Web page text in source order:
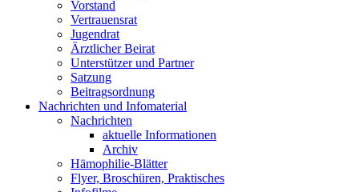
Vorstand
Vertrauensrat
Jugendrat
Ärztlicher Beirat
Unterstützer und Partner
Satzung
Beitragsordnung
Nachrichten und Infomaterial
Nachrichten
aktuelle Informationen
Archiv
Hämophilie-Blätter
Flyer, Broschüren, Praktisches